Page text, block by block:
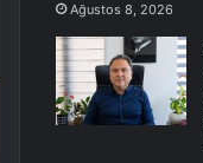
Ağustos 8, 2026